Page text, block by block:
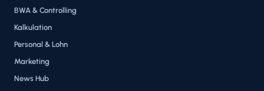
BWA & Controlling
Kalkulation
Personal & Lohn
Marketing
News Hub